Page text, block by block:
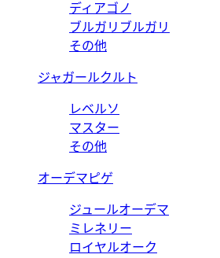
ディアゴノ
ブルガリブルガリ
その他
ジャガールクルト
レベルソ
マスター
その他
オーデマピゲ
ジュールオーデマ
ミレネリー
ロイヤルオーク